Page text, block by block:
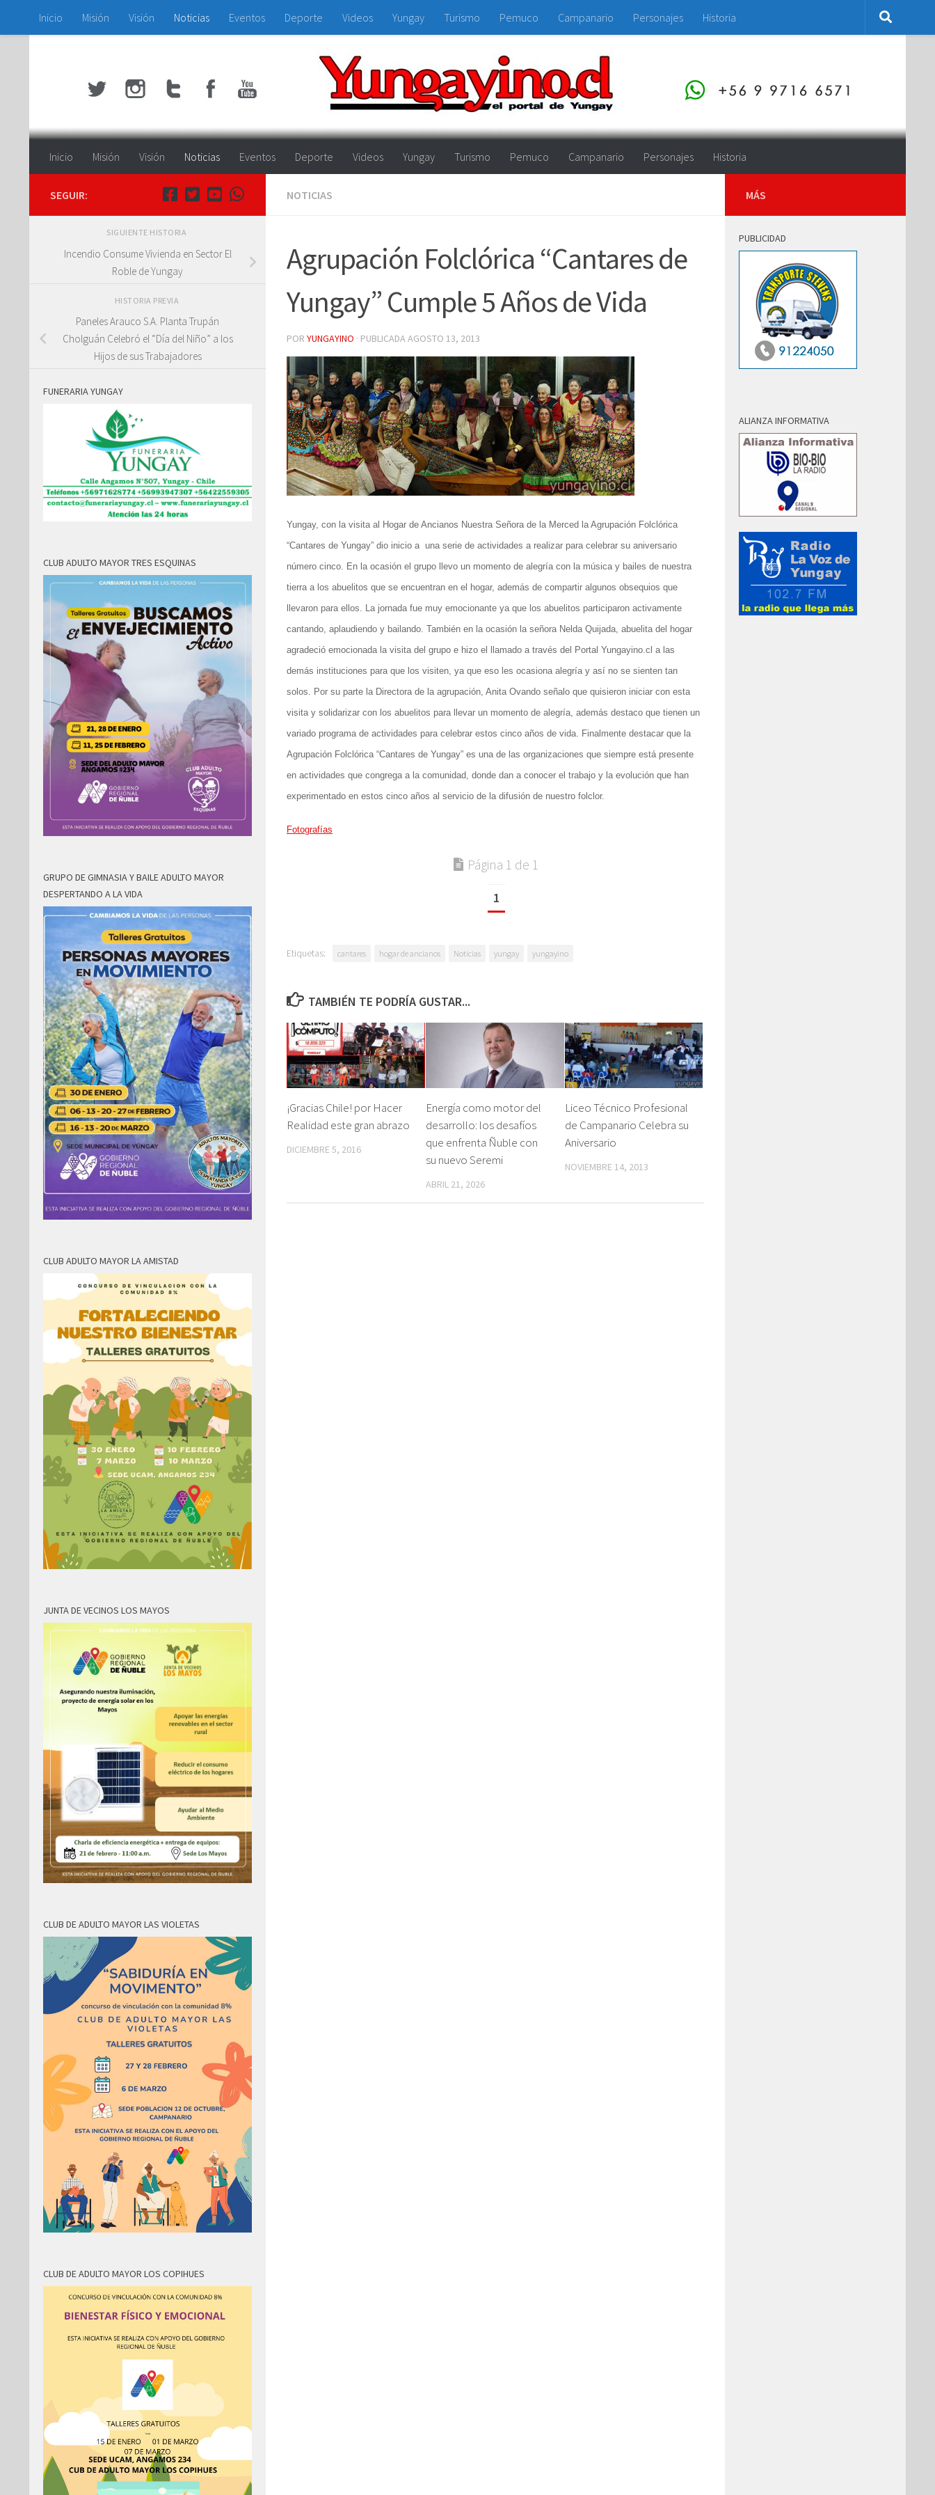
Saltar al contenido
Inicio Misión Visión Noticias Eventos Deporte Videos Yungay Turismo Pemuco Campanario Personajes Historia
Inicio Misión Visión Noticias Eventos Deporte Videos Yungay Turismo Pemuco Campanario Personajes Historia
NOTICIAS
Agrupación Folclórica “Cantares de
Yungay” Cumple 5 Años de Vida
POR YUNGAYINO · PUBLICADAAGOSTO 13, 2013
Yungay, con la visita al Hogar de Ancianos Nuestra Señora de la Merced la Agrupación Folclórica
“Cantares de Yungay” dio inicio a una serie de actividades a realizar para celebrar su aniversario
número cinco. En la ocasión el grupo llevo un momento de alegría con la música y bailes de nuestra
tierra a los abuelitos que se encuentran en el hogar, además de compartir algunos obsequios que
llevaron para ellos. La jornada fue muy emocionante ya que los abuelitos participaron activamente
cantando, aplaudiendo y bailando. También en la ocasión la señora Nelda Quijada, abuelita del hogar
agradeció emocionada la visita del grupo e hizo el llamado a través del Portal Yungayino.cl a las
demás instituciones para que los visiten, ya que eso les ocasiona alegría y así no se sienten tan
solos. Por su parte la Directora de la agrupación, Anita Ovando señalo que quisieron iniciar con esta
visita y solidarizar con los abuelitos para llevar un momento de alegría, además destaco que tienen un
variado programa de actividades para celebrar estos cinco años de vida. Finalmente destacar que la
Agrupación Folclórica “Cantares de Yungay” es una de las organizaciones que siempre está presente
en actividades que congrega a la comunidad, donde dan a conocer el trabajo y la evolución que han
experimentado en estos cinco años al servicio de la difusión de nuestro folclor.
Fotografías
Página 1 de 1
1
Etiquetas: cantares hogar de ancianos Noticias yungay yungayino
TAMBIÉN TE PODRÍA GUSTAR...
¡Gracias Chile! por Hacer
Realidad este gran abrazo
DICIEMBRE 5, 2016
Energía como motor del
desarrollo: los desafíos
que enfrenta Ñuble con
su nuevo Seremi
ABRIL 21, 2026
Liceo Técnico Profesional
de Campanario Celebra su
Aniversario
NOVIEMBRE 14, 2013
SEGUIR:
SIGUIENTE HISTORIA
Incendio Consume Vivienda en Sector El
Roble de Yungay
HISTORIA PREVIA
Paneles Arauco S.A. Planta Trupán
Cholguán Celebró el “Día del Niño” a los
Hijos de sus Trabajadores
FUNERARIA YUNGAY
CLUB ADULTO MAYOR TRES ESQUINAS
GRUPO DE GIMNASIA Y BAILE ADULTO MAYOR
DESPERTANDO A LA VIDA
CLUB ADULTO MAYOR LA AMISTAD
JUNTA DE VECINOS LOS MAYOS
CLUB DE ADULTO MAYOR LAS VIOLETAS
CLUB DE ADULTO MAYOR LOS COPIHUES
MÁS
PUBLICIDAD
ALIANZA INFORMATIVA